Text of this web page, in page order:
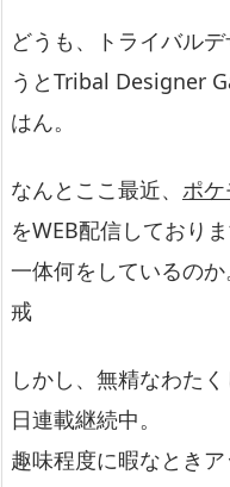
どうも、トライバル
うとTribal Designer
はん。
なんとここ最近、 ポ
をWEB配信しておりま
一体何をしているの
戒
しかし、無精なわた
日連載継続中。
趣味程度に暇なときア